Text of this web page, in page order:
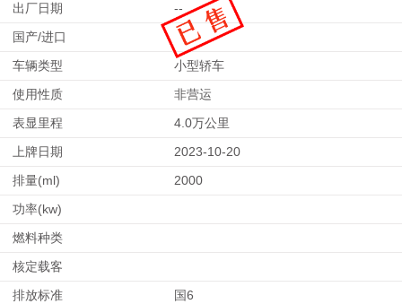
出厂日期
--
国产/进口
车辆类型
小型轿车
使用性质
非营运
表显里程
4.0万公里
上牌日期
2023-10-20
排量(ml)
2000
功率(kw)
燃料种类
核定载客
排放标准
国6